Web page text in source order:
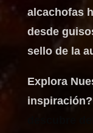
alcachofas
desde
sello de la
Explora
descubre